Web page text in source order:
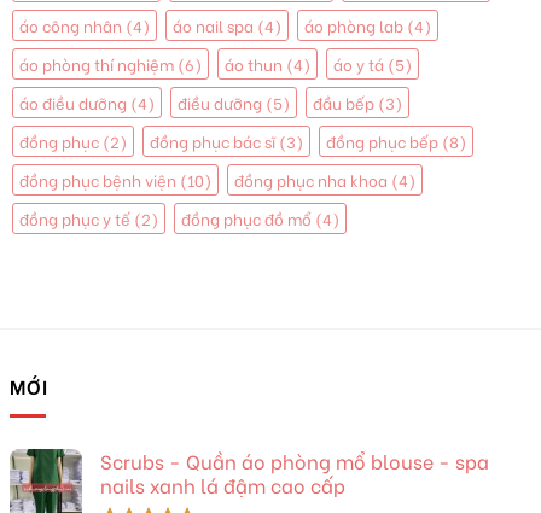
áo công nhân (4) áo nail spa (4) áo phòng lab (4)
áo phòng thí nghiệm (6) áo thun (4) áo y tá (5)
áo điều dưỡng (4) điều dưỡng (5) đầu bếp (3)
đồng phục (2) đồng phục bác sĩ(3) đồng phục bếp (8)
đồng phục bệnh viện (10) đồng phục nha khoa (4)
đồng phục y tế (2) đồng phục đồ mổ (4)
MỚI
Scrubs - Quần áo phòng mổ blouse - spa
nails xanh lá đậm cao cấp